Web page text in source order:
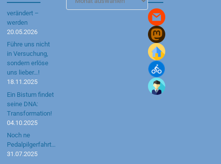
verändert –
werden
20.05.2026
Führe uns nicht
in Versuchung,
sondern erlöse
uns lieber…!
18.11.2025
Ein Bistum findet
seine DNA:
Transformation!
04.10.2025
Noch ne
Pedalpilgerfahrt…
31.07.2025
Archiv